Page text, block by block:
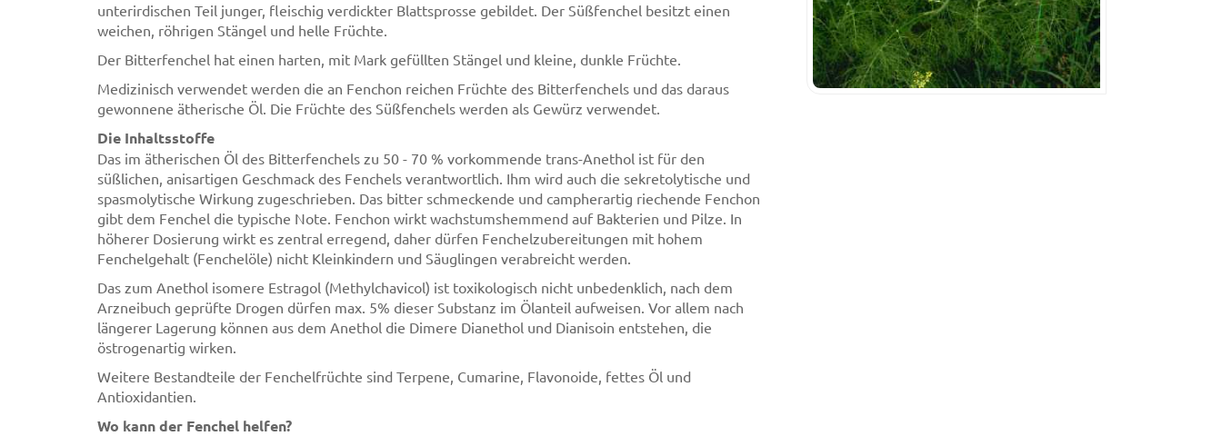
unterirdischen Teil junger, fleischig verdickter Blattsprosse gebildet. Der Süßfenchel besitzt einen
weichen, röhrigen Stängel und helle Früchte.
Der Bitterfenchel hat einen harten, mit Mark gefüllten Stängel und kleine, dunkle Früchte.
Medizinisch verwendet werden die an Fenchon reichen Früchte des Bitterfenchels und das daraus
gewonnene ätherische Öl. Die Früchte des Süßfenchels werden als Gewürz verwendet.
Die Inhaltsstoffe
Das im ätherischen Öl des Bitterfenchels zu 50 - 70 % vorkommende trans-Anethol ist für den
süßlichen, anisartigen Geschmack des Fenchels verantwortlich. Ihm wird auch die sekretolytische und
spasmolytische Wirkung zugeschrieben. Das bitter schmeckende und campherartig riechende Fenchon
gibt dem Fenchel die typische Note. Fenchon wirkt wachstumshemmend auf Bakterien und Pilze. In
höherer Dosierung wirkt es zentral erregend, daher dürfen Fenchelzubereitungen mit hohem
Fenchelgehalt (Fenchelöle) nicht Kleinkindern und Säuglingen verabreicht werden.
Das zum Anethol isomere Estragol (Methylchavicol) ist toxikologisch nicht unbedenklich, nach dem
Arzneibuch geprüfte Drogen dürfen max. 5% dieser Substanz im Ölanteil aufweisen. Vor allem nach
längerer Lagerung können aus dem Anethol die Dimere Dianethol und Dianisoin entstehen, die
östrogenartig wirken.
Weitere Bestandteile der Fenchelfrüchte sind Terpene, Cumarine, Flavonoide, fettes Öl und
Antioxidantien.
Wo kann der Fenchel helfen?